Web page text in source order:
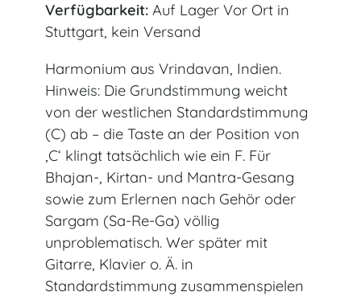
Verfügbarkeit: Auf Lager Vor Ort in
Stuttgart, kein Versand
Harmonium aus Vrindavan, Indien.
Hinweis: Die Grundstimmung weicht
von der westlichen Standardstimmung
(C) ab – die Taste an der Position von
‚C‘ klingt tatsächlich wie ein F. Für
Bhajan-, Kirtan- und Mantra-Gesang
sowie zum Erlernen nach Gehör oder
Sargam (Sa-Re-Ga) völlig
unproblematisch. Wer später mit
Gitarre, Klavier o. Ä. in
Standardstimmung zusammenspielen